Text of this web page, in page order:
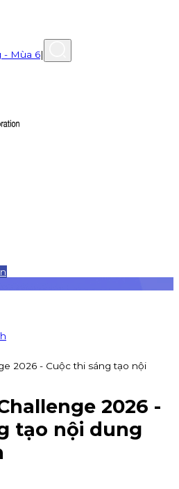
- Mùa 6|
2026 - Cuộc thi sáng tạo nội
2026 -
tạo nội dung